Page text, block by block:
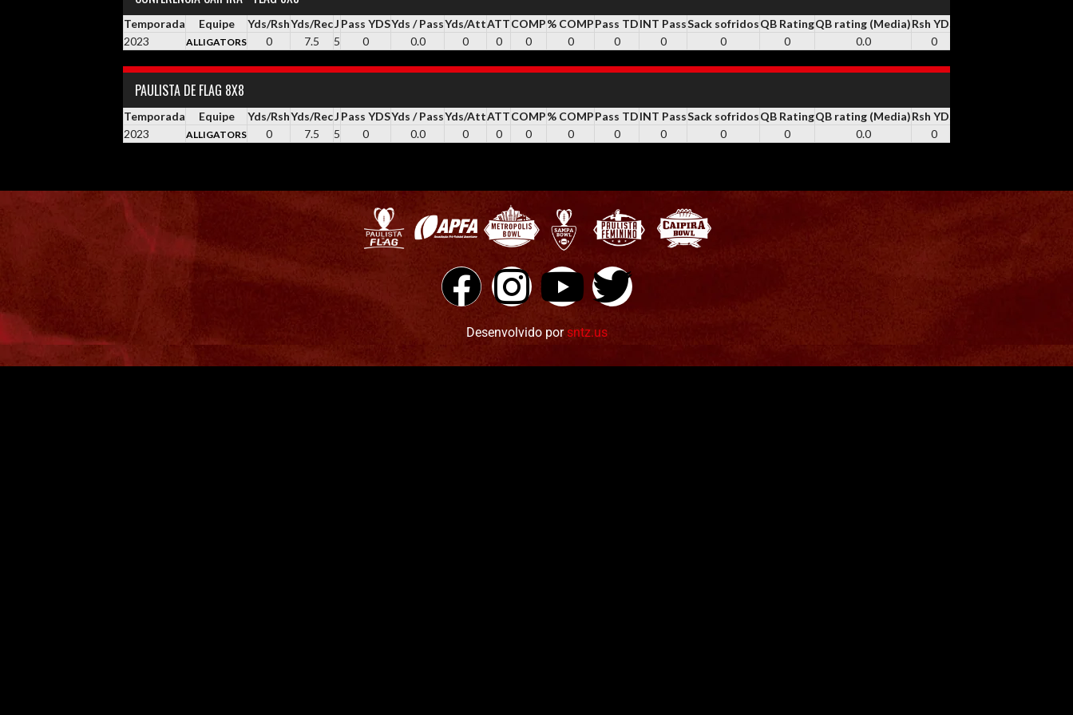
Temporada Equipe Yds/RshYds/RecJ Pass YDSYds / PassYds/AttATTCOMP% COMPPass TDINT PassSack sofridosQB RatingQB rating (Media)Rsh YDS
2023
ALLIGATORS 0 7.5 5 0 0.0 0 0 0 0 0 0 0 0 0.0 0
PAULISTA DE FLAG 8X8
Temporada Equipe Yds/RshYds/RecJ Pass YDSYds / PassYds/AttATTCOMP% COMPPass TDINT PassSack sofridosQB RatingQB rating (Media)Rsh YDS
2023
ALLIGATORS 0 7.5 5 0 0.0 0 0 0 0 0 0 0 0 0.0 0
Desenvolvido por sntz.us